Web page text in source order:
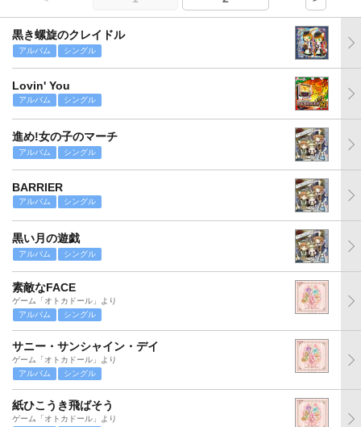
黒き螺旋のクレイドル
アルバム シングル
Lovin' You
アルバム シングル
進め!女の子のマーチ
アルバム シングル
BARRIER
アルバム シングル
黒い月の遊戯
アルバム シングル
素敵なFACE
ゲーム「オトカドール」より
アルバム
シングル
サニー・サンシャイン・デイ
ゲーム「オトカドール」より
アルバム
シングル
紙ひこうき飛ばそう
ゲーム「オトカドール」より